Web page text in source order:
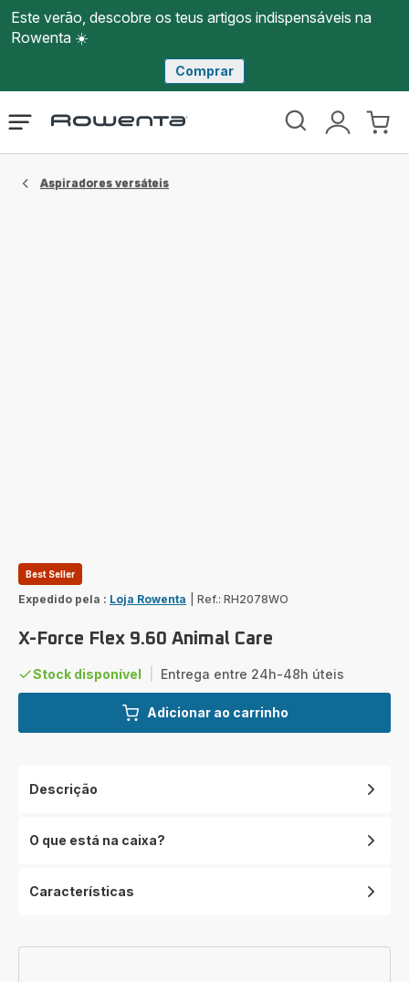
Este verão, descobre os teus artigos indispensáveis na
Rowenta ☀️
Comprar
Página
Rowenta
O
Abrir
Aspiradores versáteis
Best Seller
Expedido pela : Loja Rowenta Ref.: RH2078WO
X-Force Flex 9.60 Animal Care
Stock disponível Entrega entre 24h-48h úteis
Adicionar ao carrinho
Descrição
O que está na caixa?
Características